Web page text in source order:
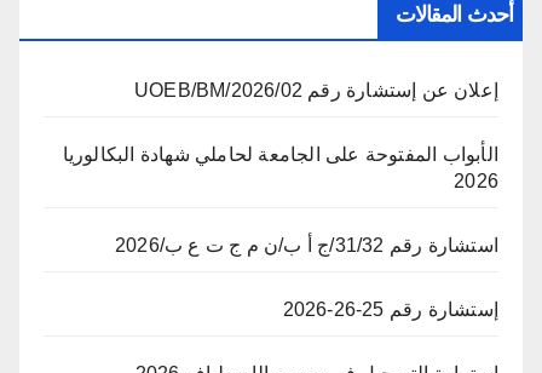
أحدث المقالات
إعلان عن إستشارة رقم 02/UOEB/BM/2026
الأبواب المفتوحة على الجامعة لحاملي شهادة البكالوريا
2026
استشارة رقم 31/32/ج أ ب/ن م ج ت ع ب/2026
إستشارة رقم 25-26-2026